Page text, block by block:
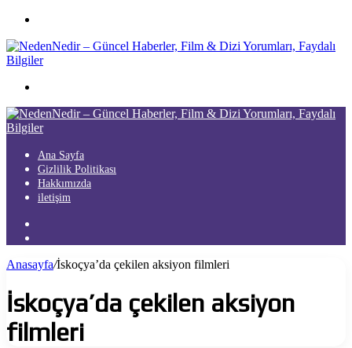
...
Ana Sayfa
Gizlilik Politikası
Hakkımızda
iletişim
...
Anasayfa/İskoçya’da çekilen aksiyon filmleri
İskoçya’da çekilen aksiyon
filmleri